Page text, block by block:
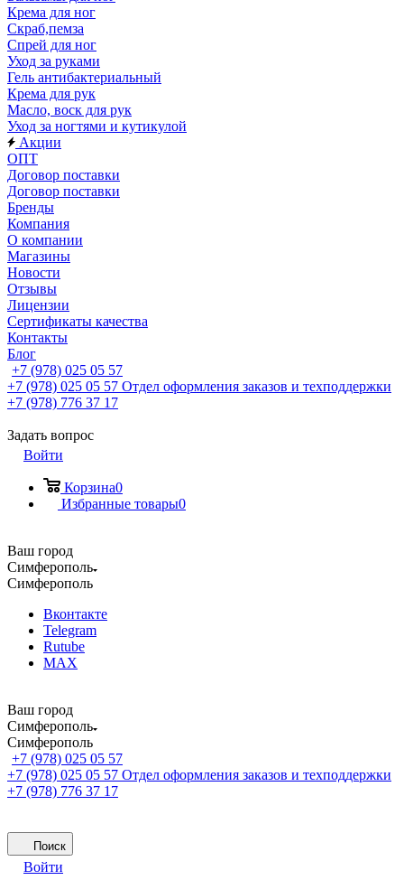
Крема для ног
Скраб,пемза
Спрей для ног
Уход за руками
Гель антибактериальный
Крема для рук
Масло, воск для рук
Уход за ногтями и кутикулой
Акции
ОПТ
Договор поставки
Договор поставки
Бренды
Компания
О компании
Магазины
Новости
Отзывы
Лицензии
Сертификаты качества
Контакты
Блог
+7 (978) 025 05 57
+7 (978) 025 05 57 Отдел оформления заказов и техподдержки
+7 (978) 776 37 17
Задать вопрос
Войти
Корзина0
Избранные товары0
Ваш город
Симферополь
Симферополь
Вконтакте
Telegram
Rutube
MAX
Ваш город
Симферополь
Симферополь
+7 (978) 025 05 57
+7 (978) 025 05 57 Отдел оформления заказов и техподдержки
+7 (978) 776 37 17
Поиск
Войти